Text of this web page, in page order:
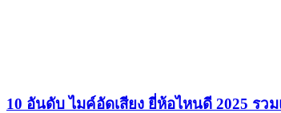
10 อันดับ ไมค์อัดเสียง ยี่ห้อไหนดี 2025 ร